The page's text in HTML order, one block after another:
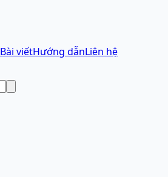
Bài viếtHướng dẫnLiên hệ